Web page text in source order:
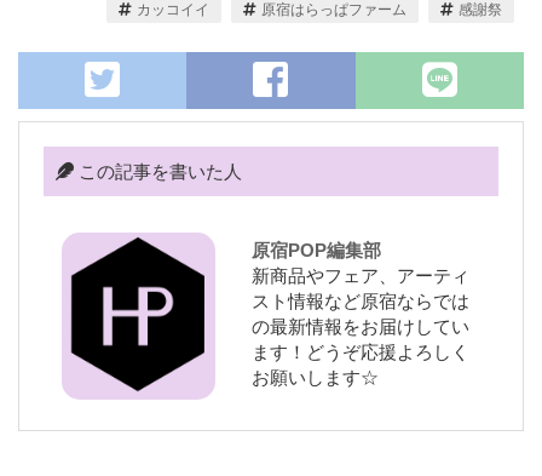
カッコイイ 原宿はらっぱファーム 感謝祭
この記事を書いた人
原宿POP編集部
新商品やフェア、アーティ
スト情報など原宿ならでは
の最新情報をお届けしてい
ます！どうぞ応援よろしく
お願いします☆